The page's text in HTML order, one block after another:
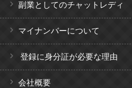
副業としてのチャットレディ
マイナンバーについて
登録に身分証が必要な理由
会社概要